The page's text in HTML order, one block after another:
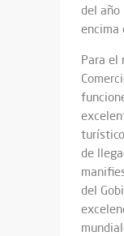
del año
encima
Para el
de
del